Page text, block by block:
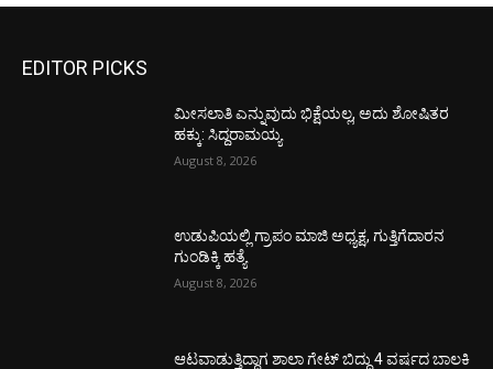
EDITOR PICKS
ಮೀಸಲಾತಿ ಎನ್ನುವುದು ಭಿಕ್ಷೆಯಲ್ಲ, ಅದು ಶೋಷಿತರ
ಹಕ್ಕು: ಸಿದ್ದರಾಮಯ್ಯ
August 8, 2026
ಉಡುಪಿಯಲ್ಲಿ ಗ್ರಾಪಂ ಮಾಜಿ ಅಧ್ಯಕ್ಷ, ಗುತ್ತಿಗೆದಾರನ
ಗುಂಡಿಕ್ಕಿ ಹತ್ಯೆ
August 8, 2026
ಆಟವಾಡುತ್ತಿದ್ದಾಗ ಶಾಲಾ ಗೇಟ್‌ ಬಿದ್ದು 4 ವರ್ಷದ ಬಾಲಕಿ